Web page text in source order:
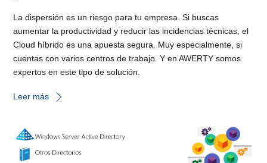
La dispersión es un riesgo para tu empresa. Si buscas
aumentar la productividad y reducir las incidencias técnicas, el
Cloud híbrido es una apuesta segura. Muy especialmente, si
cuentas con varios centros de trabajo. Y en AWERTY somos
expertos en este tipo de solución.
Leer más